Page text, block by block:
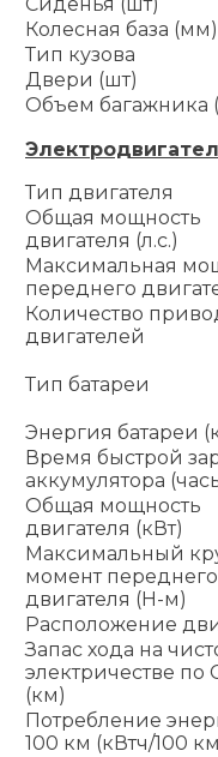
Колесная база (мм)
Тип кузова
Двери (шт)
Объем багажника
Тип двигателя
Общая мощность
двигателя (л.с.)
Максимальная
переднего
Количество
двигателей
Тип батареи
Энергия батареи
Время быстрой
аккумулятора
Общая мощность
двигателя (кВт)
Максимальный
момент переднего
двигателя (Н-м)
Расположение
Запас хода на
электричестве по
(км)
Потребление
100 км (кВтч/100